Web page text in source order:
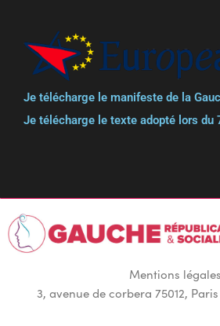
Je télécharge le manifeste de la
Je télécharge le texte adopté lors du
Mentions légales
3, avenue de corbera 75012, Paris